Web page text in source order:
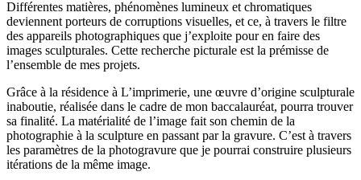
Différentes matières, phénomènes lumineux et chromatiques
deviennent porteurs de corruptions visuelles, et ce, à travers le filtre
des appareils photographiques que j’exploite pour en faire des
images sculpturales. Cette recherche picturale est la prémisse de
l’ensemble de mes projets.
Grâce à la résidence à L’imprimerie, une œuvre d’origine sculpturale
inaboutie, réalisée dans le cadre de mon baccalauréat, pourra trouver
sa finalité. La matérialité de l’image fait son chemin de la
photographie à la sculpture en passant par la gravure. C’est à travers
les paramètres de la photogravure que je pourrai construire plusieurs
itérations de la même image.